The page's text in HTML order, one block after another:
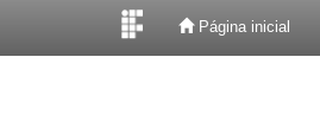
Página inicial